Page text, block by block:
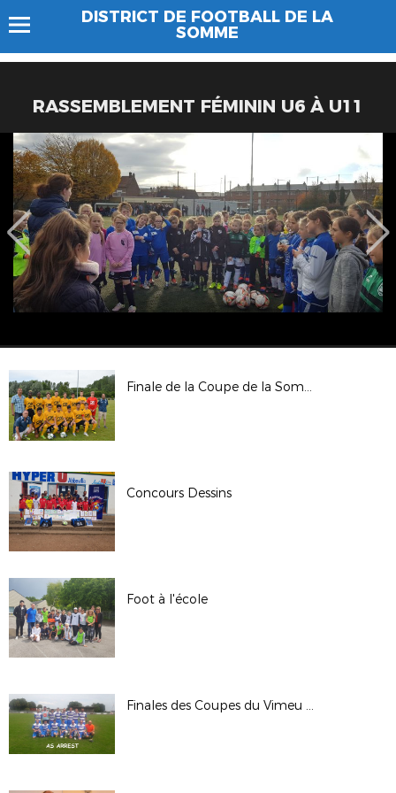
DISTRICT DE FOOTBALL DE LA
SOMME
RASSEMBLEMENT FÉMININ U6 À U11
Finale de la Coupe de la Somme U15 du 30/06/19
Concours Dessins
Foot à l'école
Finales des Coupes du Vimeu du 23 juin 2019